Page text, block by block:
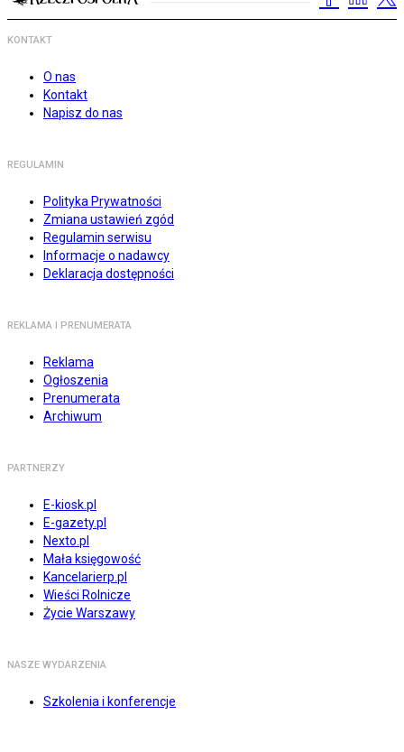
KONTAKT
O nas
Kontakt
Napisz do nas
REGULAMIN
Polityka Prywatności
Zmiana ustawień zgód
Regulamin serwisu
Informacje o nadawcy
Deklaracja dostępności
REKLAMA I PRENUMERATA
Reklama
Ogłoszenia
Prenumerata
Archiwum
PARTNERZY
E-kiosk.pl
E-gazety.pl
Nexto.pl
Mała księgowość
Kancelarierp.pl
Wieści Rolnicze
Życie Warszawy
NASZE WYDARZENIA
Szkolenia i konferencje